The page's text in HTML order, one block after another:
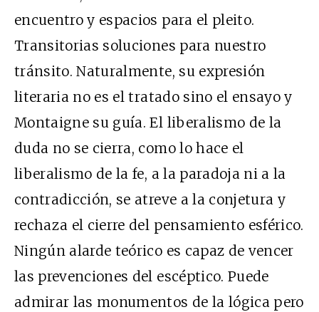
encuentro y espacios para el pleito.
Transitorias soluciones para nuestro
tránsito. Naturalmente, su expresión
literaria no es el tratado sino el ensayo y
Montaigne su guía. El liberalismo de la
duda no se cierra, como lo hace el
liberalismo de la fe, a la paradoja ni a la
contradicción, se atreve a la conjetura y
rechaza el cierre del pensamiento esférico.
Ningún alarde teórico es capaz de vencer
las prevenciones del escéptico. Puede
admirar las monumentos de la lógica pero